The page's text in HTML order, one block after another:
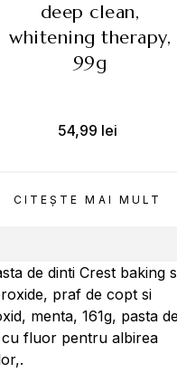
CITEȘTE MAI MULT
deep clean,
whitening therapy,
99g
54,99 lei